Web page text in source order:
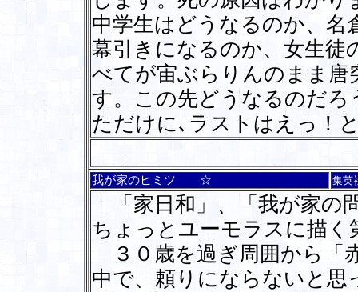
中学生はどうなるのか、名
幕引きになるのか、女生徒
べてが宙ぶらりんのまま
す。この先どうなるのだ
ただけに､ラストはえっ！
我が家のヒミツ ☆ 集英
「家日和」、「我が家の
ちょっとユーモラスに描く
３０歳を過ぎ周囲から「
中で、頼りにならないと